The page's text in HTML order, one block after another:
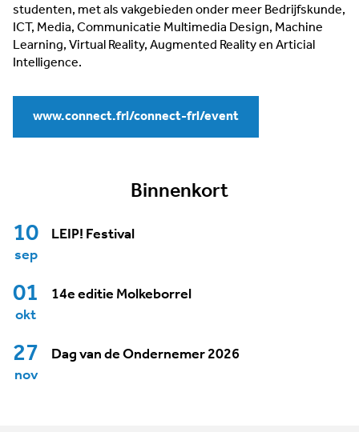
studenten, met als vakgebieden onder meer Bedrijfskunde,
ICT, Media, Communicatie Multimedia Design, Machine
Learning, Virtual Reality, Augmented Reality en Articial
Intelligence.
www.connect.frl/connect-frl/event
Binnenkort
10
sep
LEIP! Festival
01
okt
14e editie Molkeborrel
27
nov
Dag van de Ondernemer 2026